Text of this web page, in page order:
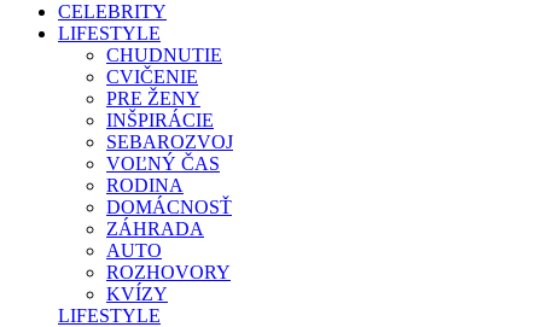
CELEBRITY
LIFESTYLE
CHUDNUTIE
CVIČENIE
PRE ŽENY
INŠPIRÁCIE
SEBAROZVOJ
VOĽNÝ ČAS
RODINA
DOMÁCNOSŤ
ZÁHRADA
AUTO
ROZHOVORY
KVÍZY
LIFESTYLE